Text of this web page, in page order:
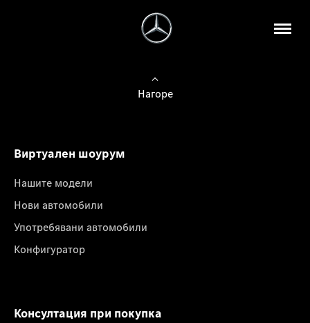
Нагоре
Виртуален шоурум
Нашите модели
Нови автомобили
Употребявани автомобили
Конфигуратор
Консултация при покупка